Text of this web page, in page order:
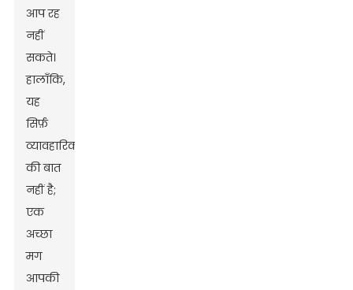
आप रह
नहीं
सकते।
हालाँकि,
यह
सिर्फ़
व्यावहारिकता
की बात
नहीं है;
एक
अच्छा
मग
आपकी